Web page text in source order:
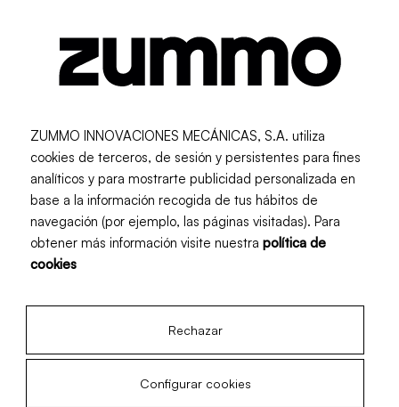
ZUMMO INNOVACIONES MECÁNICAS, S.A. utiliza
cookies de terceros, de sesión y persistentes para fines
analíticos y para mostrarte publicidad personalizada en
base a la información recogida de tus hábitos de
navegación (por ejemplo, las páginas visitadas). Para
obtener más información visite nuestra política de
cookies
Rechazar
Configurar cookies